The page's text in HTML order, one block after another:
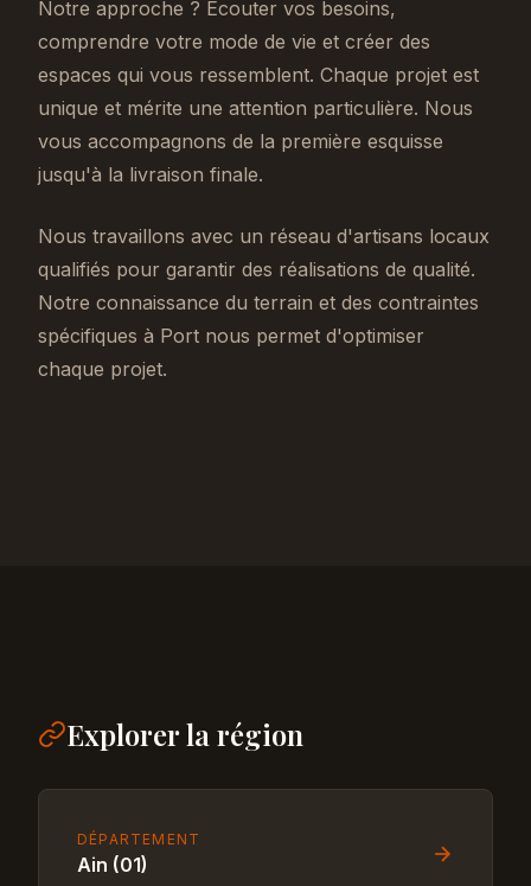
Notre approche ? Écouter vos besoins,
comprendre votre mode de vie et créer des
espaces qui vous ressemblent. Chaque projet est
unique et mérite une attention particulière. Nous
vous accompagnons de la première esquisse
jusqu'à la livraison finale.
Nous travaillons avec un réseau d'artisans locaux
qualifiés pour garantir des réalisations de qualité.
Notre connaissance du terrain et des contraintes
spécifiques à Port nous permet d'optimiser
chaque projet.
Explorer la région
DÉPARTEMENT
Ain (01)